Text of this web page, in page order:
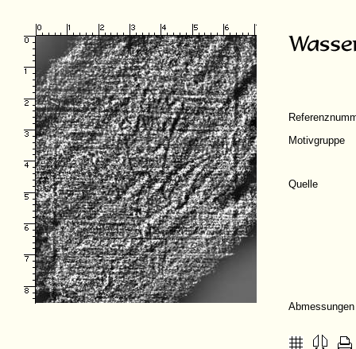
Motivgruppe
Quelle
Abmessungen